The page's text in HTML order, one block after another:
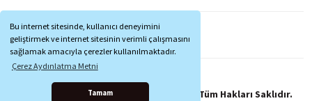
Bu internet sitesinde, kullanıcı deneyimini
geliştirmek ve internet sitesinin verimli çalışmasını
sağlamak amacıyla çerezler kullanılmaktadır.
Çerez Aydınlatma Metni
Tamam
MOBİL UYGULAMALAR:
Copyright © 1997 - 2025 Minar Mobilya® Tüm Hakları Saklıdır.